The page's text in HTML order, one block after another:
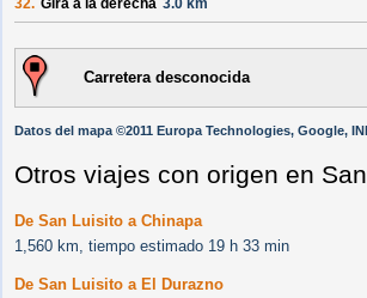
32. Gira a la derecha 3.0 km
Carretera desconocida
Datos del mapa ©2011 Europa Technologies, Google,
Otros viajes con origen en
De San Luisito a Chinapa
1,560 km, tiempo estimado 19 h 33 min
De San Luisito a El Durazno